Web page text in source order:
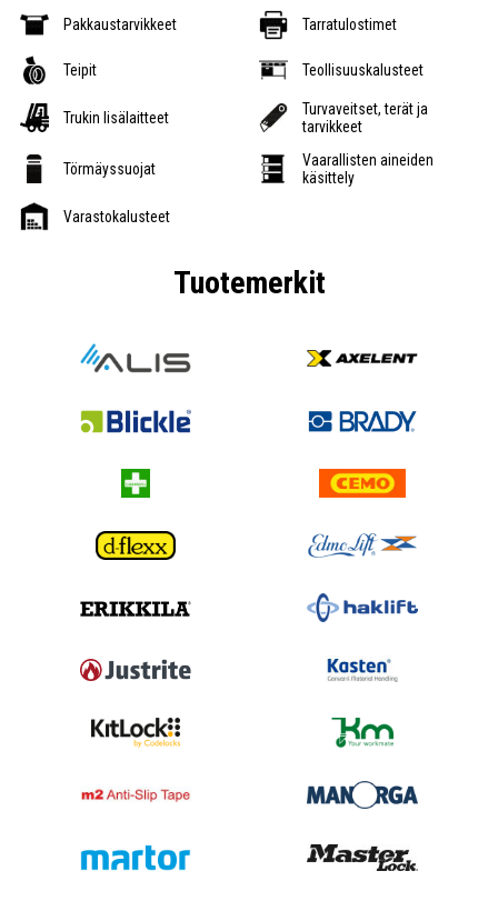
Pakkaustarvikkeet Tarratulostimet
Teipit Teollisuuskalusteet
Trukin lisälaitteet
Turvaveitset, terät ja
tarvikkeet
Törmäyssuojat
Vaarallisten aineiden
käsittely
Varastokalusteet
Tuotemerkit